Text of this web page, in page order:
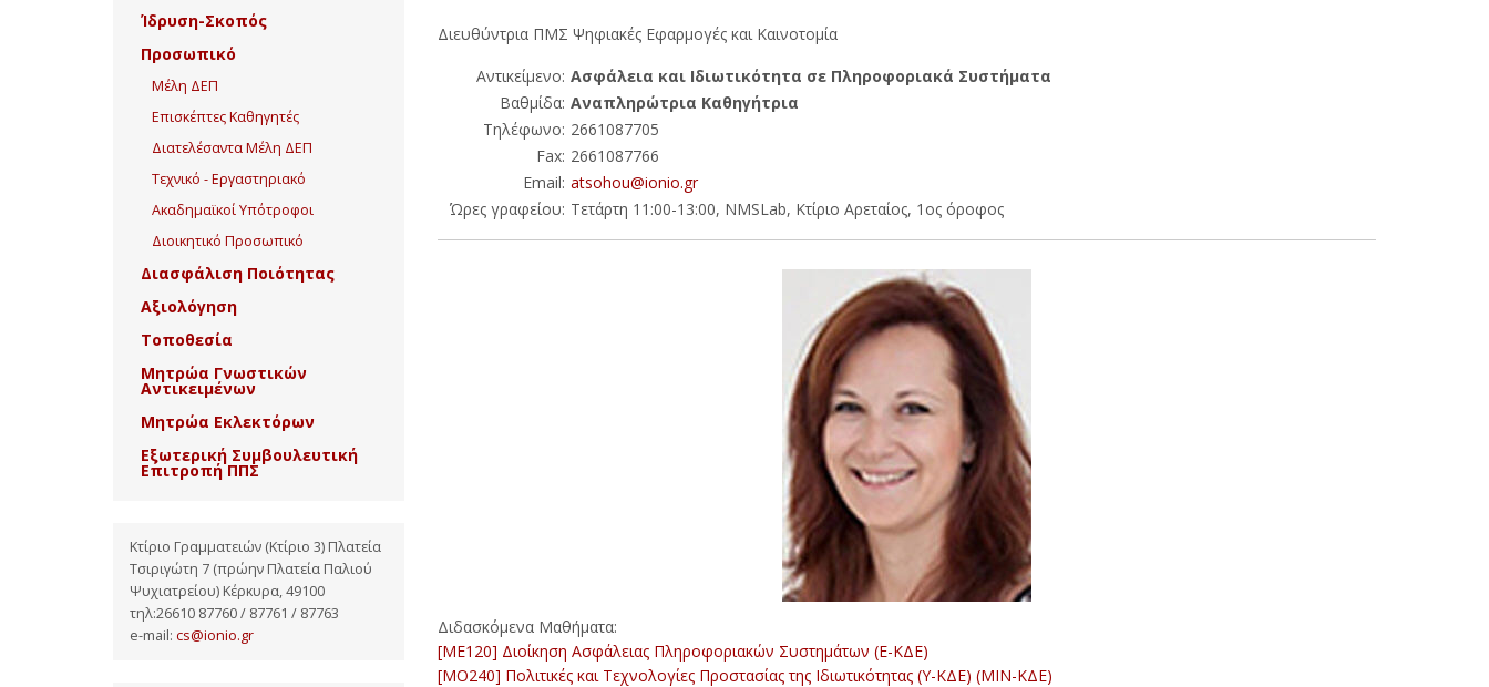
Διευθύντρια ΠΜΣ Ψηφιακές Εφαρμογές και Καινοτομία
Αντικείμενο: Ασφάλεια και Ιδιωτικότητα σε Πληροφοριακά Συστήματα
Βαθμίδα: Αναπληρώτρια Καθηγήτρια
Τηλέφωνο: 2661087705
Fax: 2661087766
Email: atsohou@ionio.gr
Ώρες γραφείου: Τετάρτη 11:00-13:00, NMSLab, Κτίριο Αρεταίος, 1ος όροφος
Διδασκόμενα Μαθήματα:
[ME120] Διοίκηση Ασφάλειας Πληροφοριακών Συστημάτων (Ε-ΚΔΕ)
[MO240] Πολιτικές και Τεχνολογίες Προστασίας της Ιδιωτικότητας (Υ-ΚΔΕ) (ΜΙΝ-ΚΔΕ)
Ίδρυση-Σκοπός
Προσωπικό
Μέλη ΔΕΠ
Επισκέπτες Καθηγητές
Διατελέσαντα Μέλη ΔΕΠ
Τεχνικό - Εργαστηριακό
Ακαδημαϊκοί Υπότροφοι
Διοικητικό Προσωπικό
Διασφάλιση Ποιότητας
Αξιολόγηση
Τοποθεσία
Μητρώα Γνωστικών
Αντικειμένων
Μητρώα Εκλεκτόρων
Εξωτερική Συμβουλευτική
Επιτροπή ΠΠΣ
Κτίριο Γραμματειών (Κτίριο 3) Πλατεία
Τσιριγώτη 7 (πρώην Πλατεία Παλιού
Ψυχιατρείου) Κέρκυρα, 49100
τηλ:26610 87760 / 87761 / 87763
e-mail: cs@ionio.gr